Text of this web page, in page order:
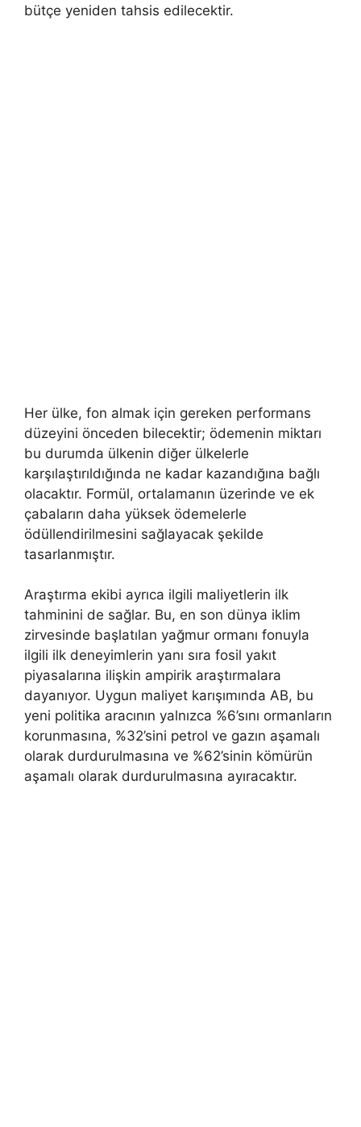
bütçe yeniden tahsis edilecektir.
Her ülke, fon almak için gereken performans
düzeyini önceden bilecektir; ödemenin miktarı
bu durumda ülkenin diğer ülkelerle
karşılaştırıldığında ne kadar kazandığına bağlı
olacaktır. Formül, ortalamanın üzerinde ve ek
çabaların daha yüksek ödemelerle
ödüllendirilmesini sağlayacak şekilde
tasarlanmıştır.
Araştırma ekibi ayrıca ilgili maliyetlerin ilk
tahminini de sağlar. Bu, en son dünya iklim
zirvesinde başlatılan yağmur ormanı fonuyla
ilgili ilk deneyimlerin yanı sıra fosil yakıt
piyasalarına ilişkin ampirik araştırmalara
dayanıyor. Uygun maliyet karışımında AB, bu
yeni politika aracının yalnızca %6’sını ormanların
korunmasına, %32’sini petrol ve gazın aşamalı
olarak durdurulmasına ve %62’sinin kömürün
aşamalı olarak durdurulmasına ayıracaktır.